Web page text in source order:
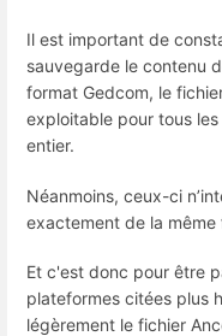
Il est important de
sauvegarde le contenu
format Gedcom, le
exploitable pour tous
entier.
Néanmoins, ceux-ci
exactement de la même
Et c'est donc pour être
plateformes citées plus
légèrement le fichier